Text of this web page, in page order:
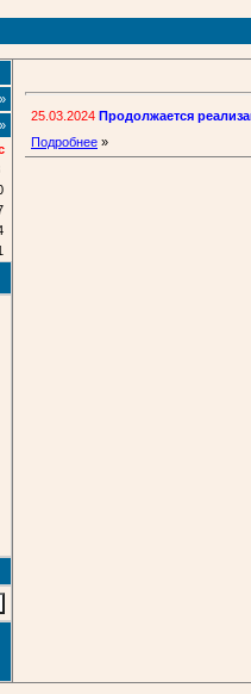
»
»
25.03.2024 Продолжается
Подробнее »